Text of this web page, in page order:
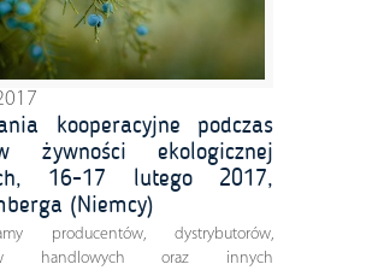
kooperacyjne podczas
żywności ekologicznej
16-17 lutego 2017,
(Niemcy)
producentów, dystrybutorów,
handlowych oraz innych